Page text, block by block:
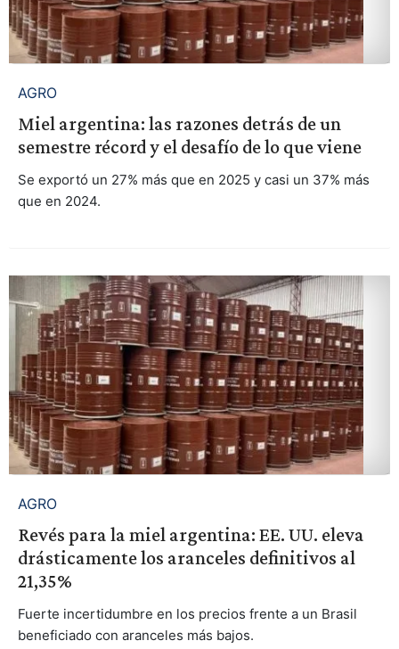
AGRO
Miel argentina: las razones detrás de un
semestre récord y el desafío de lo que viene
Se exportó un 27% más que en 2025 y casi un 37% más
que en 2024.
AGRO
Revés para la miel argentina: EE. UU. eleva
drásticamente los aranceles definitivos al
21,35%
Fuerte incertidumbre en los precios frente a un Brasil
beneficiado con aranceles más bajos.